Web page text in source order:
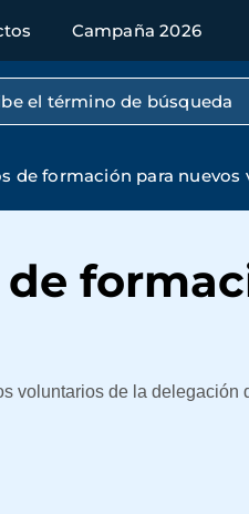
Campaña 2026
por texto completo
de formación para nuevos
voluntarios de la